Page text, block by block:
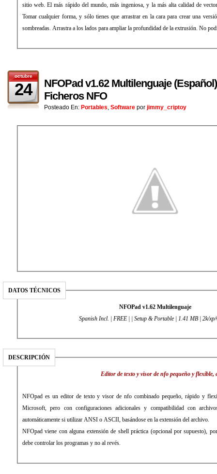
sitio web. El más rápido del mundo, más ingeniosa, y la más alta calidad de
Tomar cualquier forma, y sólo tienes que arrastrar en la cara para crear una
sombreadas. Arrastra a los lados para ampliar la profundidad de la extrusión. No
octubre
24
NFOPad v1.62 Multilenguaje
Ficheros NFO
Posteado En: Portables, Software por jimmy_criptoy
DATOS TÉCNICOS
NFOPad v1.62 Multilenguaje
Spanish Incl. | FREE | | Setup & Portable | 1.41 MB | 2k/
DESCRIPCIÓN
Editor de texto y visor de nfo pequeño y
NFOpad es un editor de texto y visor de nfo combinado pequeño, rápido y
Microsoft, pero con configuraciones adicionales y compatibilidad con
automáticamente si utilizar ANSI o ASCII, basándose en la extensión del archivo.
NFOpad viene con alguna extensión de shell práctica (opcional por supuesto),
debe controlar los programas y no al revés.